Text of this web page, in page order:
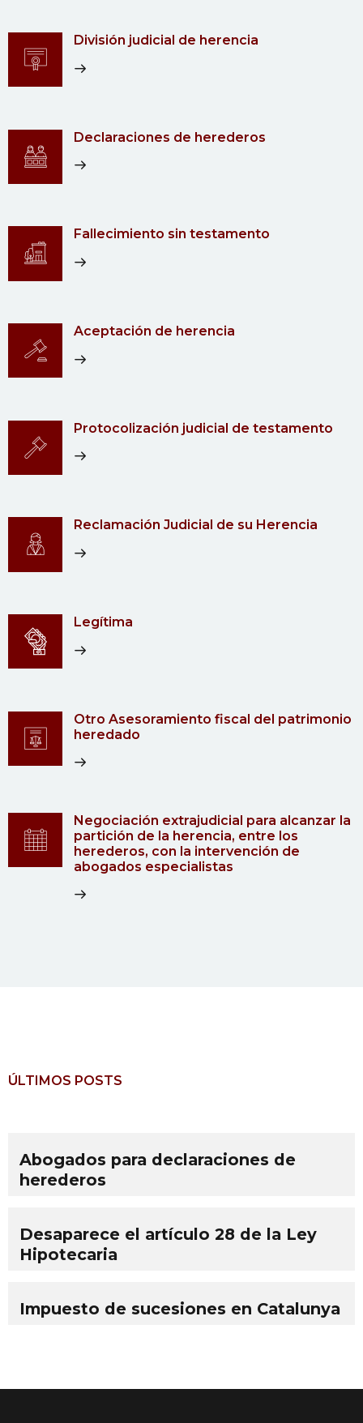
División judicial de herencia
Declaraciones de herederos
Fallecimiento sin testamento
Aceptación de herencia
Protocolización judicial de testamento
Reclamación Judicial de su Herencia
Legítima
Otro Asesoramiento fiscal del patrimonio
heredado
Negociación extrajudicial para alcanzar la
partición de la herencia, entre los
herederos, con la intervención de
abogados especialistas
ÚLTIMOS POSTS
Abogados para declaraciones de
herederos
Desaparece el artículo 28 de la Ley
Hipotecaria
Impuesto de sucesiones en Catalunya